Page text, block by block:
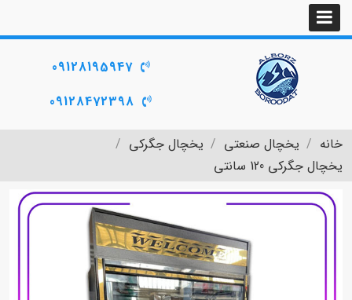
09128195947
09128472398
خانه یخچال صنعتی
یخچال جگرکی
یخچال جگرکی 120 سانتی